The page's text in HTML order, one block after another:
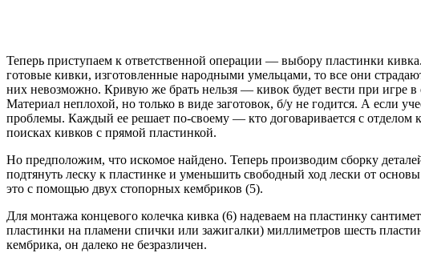
Теперь приступаем к ответственной операции — выбору пластинки
готовые кивки, изготовленные народными умельцами, то все они
них невозможно. Кривую же брать нельзя — кивок будет вести при игре
Материал неплохой, но только в виде заготовок, б/у не годится. А если
проблемы. Каждый ее решает по-своему — кто договаривается с отделом
поисках кивков с прямой пластинкой.
Но предположим, что искомое найдено. Теперь производим сборку
подтянуть леску к пластинке и уменьшить свободный ход лески от
это с помощью двух стопорных кембриков (5).
Для монтажа концевого колечка кивка (6) надеваем на пластинку
пластинки на пламени спички или зажигалки) миллиметров шесть
кембрика, он далеко не безразличен.